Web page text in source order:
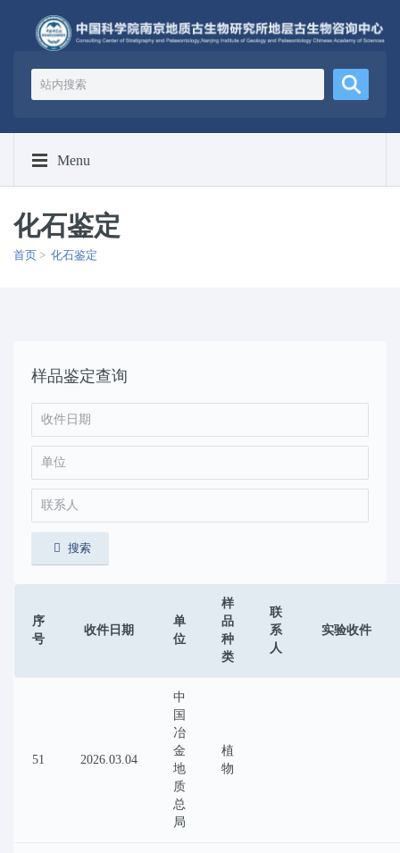
Menu
化石鉴定
首页 > 化石鉴定
样品鉴定查询
搜索
序
号
收件日期
单
位
样
品
种
类
联
系
人
实验收件
51 2026.03.04
中
国
冶
金
地
质
总
局
植
物